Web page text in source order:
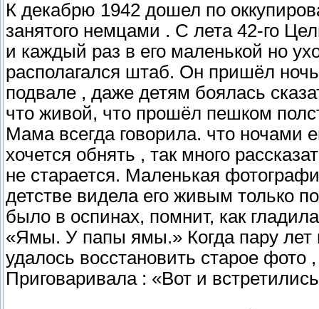
К декабрю 1942 дошел по
занятого немцами . С лета 42-го
и каждый раз в его маленькой но
располагался штаб. Он пришёл
подвале , даже детям боялась
что живой, что прошёл пешком
Мама всегда говорила. что ночами
хочется обнять , так много
не старается. Маленькая
детстве видела его живым только
было в оспинах, помнит, как
«Ямы. У папы ямы.» Когда пару лет
удалось восстановить старое
Приговаривала : «Вот и